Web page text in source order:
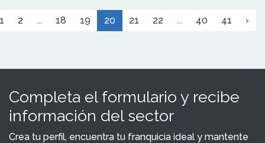
1 2 ... 18 19 20 21 22 ... 40 41 ›
Completa el formulario y recibe
información del sector
Crea tu perfil, encuentra tu franquicia ideal y mantente